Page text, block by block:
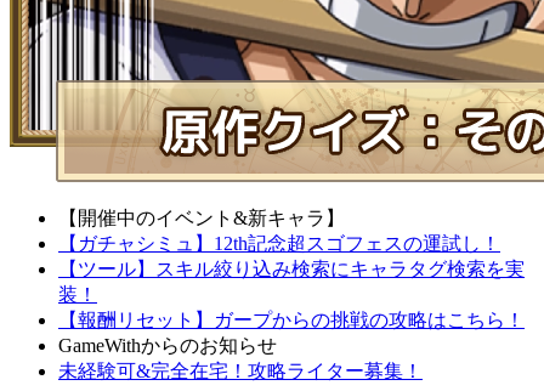
【開催中のイベント&新キャラ】
【ガチャシミュ】12th記念超スゴフェスの運試し！
【ツール】スキル絞り込み検索にキャラタグ検索を実
装！
【報酬リセット】ガープからの挑戦の攻略はこちら！
GameWithからのお知らせ
未経験可&完全在宅！攻略ライター募集！